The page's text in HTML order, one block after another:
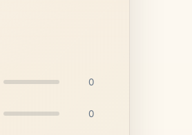
0
0